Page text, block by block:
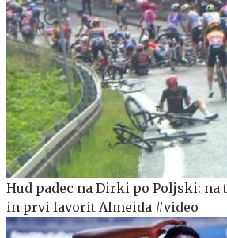
Hud padec na Dirki po Poljski: na
in prvi favorit Almeida #video